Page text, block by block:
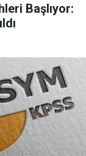
Başlıyor: